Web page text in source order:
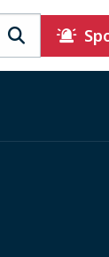
Zoeken